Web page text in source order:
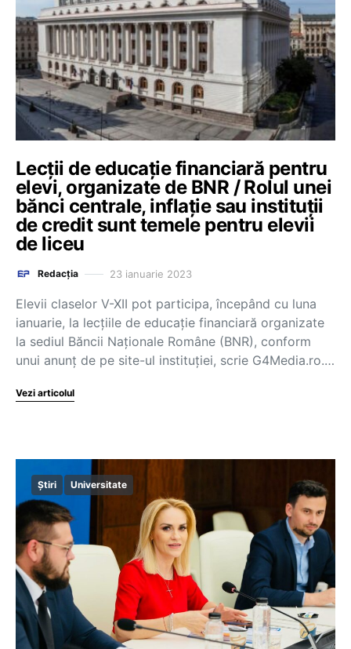
Lecții de educație financiară pentru
elevi, organizate de BNR / Rolul unei
bănci centrale, inflație sau instituții
de credit sunt temele pentru elevii
de liceu
Redacția 23 ianuarie 2023
Elevii claselor V-XII pot participa, începând cu luna
ianuarie, la lecțiile de educație financiară organizate
la sediul Băncii Naționale Române (BNR), conform
unui anunț de pe site-ul instituției, scrie G4Media.ro.…
Vezi articolul
Știri Universitate